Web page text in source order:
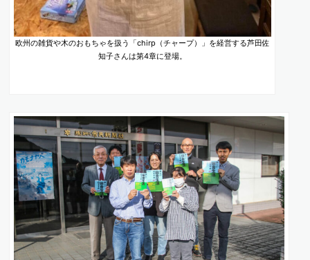
欧州の雑貨や木のおもちゃを扱う「chirp（チャープ）」を経営する芦田佐
知子さんは第4章に登場。